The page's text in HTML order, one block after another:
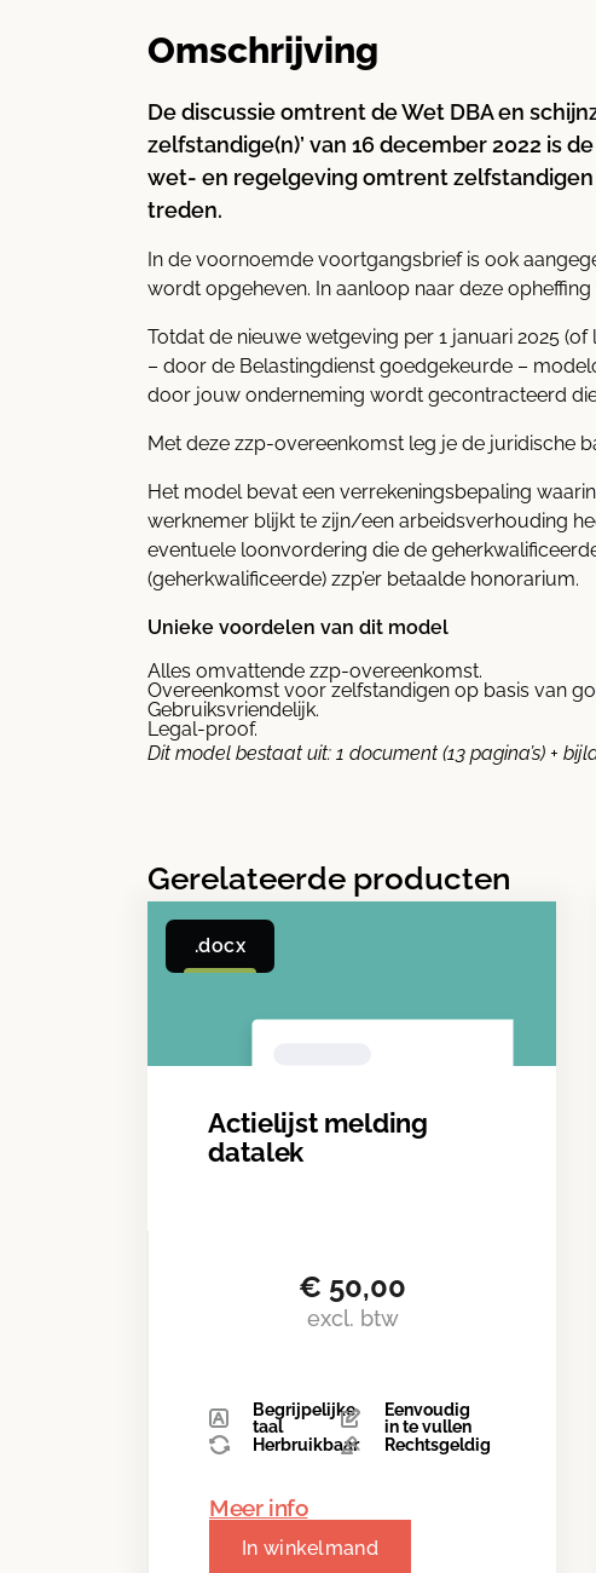
Omschrijving
De discussie omtrent de Wet DBA en
zelfstandige(n)’ van 16 december 2022 is
wet- en regelgeving omtrent zelfstandigen
treden.
In de voornoemde voortgangsbrief is ook
wordt opgeheven. In aanloop naar deze
Totdat de nieuwe wetgeving per 1 januari 2025
– door de Belastingdienst goedgekeurde –
door jouw onderneming wordt gecontracteerd
Met deze zzp-overeenkomst leg je de juridische
Het model bevat een verrekeningsbepaling
werknemer blijkt te zijn/een arbeidsverhouding
eventuele loonvordering die de
(geherkwalificeerde) zzp’er betaalde honorarium.
Unieke voordelen van dit model
Alles omvattende zzp-overeenkomst.
Overeenkomst voor zelfstandigen op basis van
Gebruiksvriendelijk.
Legal-proof.
Dit model bestaat uit: 1 document (13 pagina’s) +
Gerelateerde producten
.docx
Actielijst melding
datalek
€ 50,00
excl. btw
Begrijpelijke
taal
Eenvoudig
in te vullen
Herbruikbaar
Rechtsgeldig
Meer info
In winkelmand